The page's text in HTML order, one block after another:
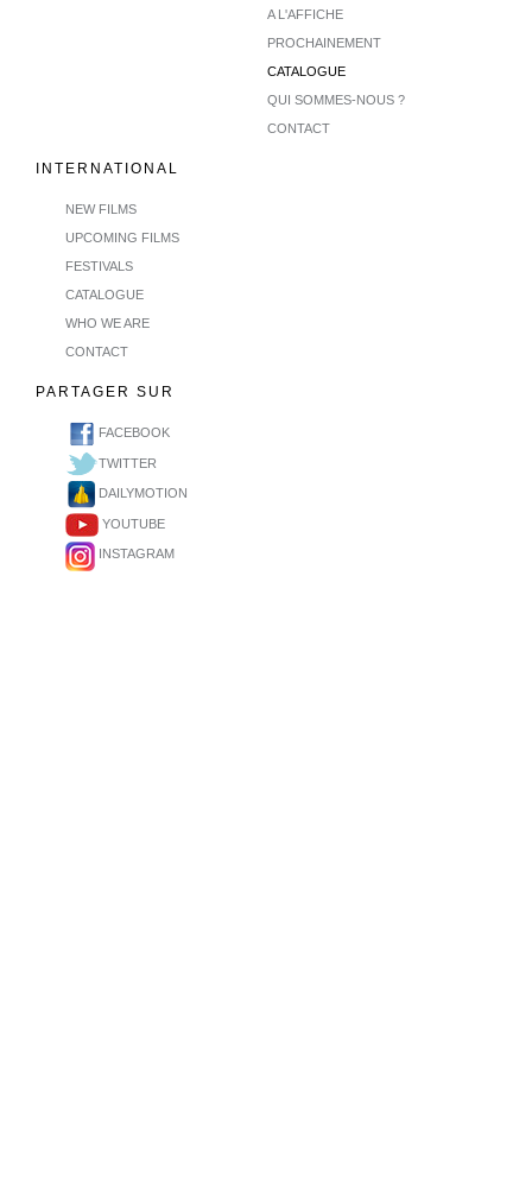
A L'AFFICHE
PROCHAINEMENT
CATALOGUE
QUI SOMMES-NOUS ?
CONTACT
INTERNATIONAL
NEW FILMS
UPCOMING FILMS
FESTIVALS
CATALOGUE
WHO WE ARE
CONTACT
PARTAGER SUR
FACEBOOK
TWITTER
DAILYMOTION
YOUTUBE
INSTAGRAM